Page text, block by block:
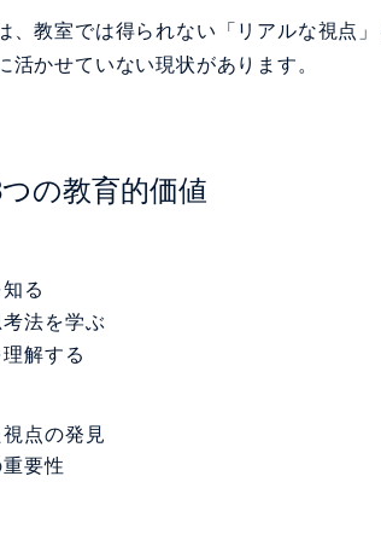
教室では得られない「リアルな視点」
かせていない現状があります。
の教育的価値
る
法を学ぶ
解する
点の発見
要性